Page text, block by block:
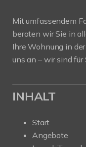
Mit umfassendem
beraten wir Sie in
Ihre Wohnung in
uns an – wir sind für
INHALT
Start
Angebote